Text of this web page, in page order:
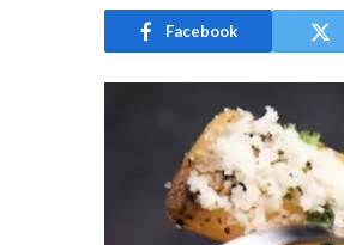
Facebook